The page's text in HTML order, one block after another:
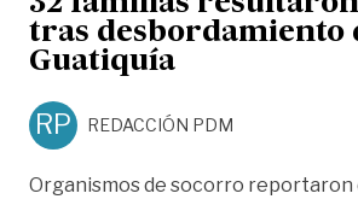
tras desbordamiento
Guatiquía
RP REDACCIÓN PDM
Organismos de socorro reportaron